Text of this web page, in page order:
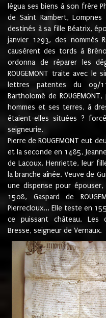
légua ses biens à son frère
de Saint Rambert,
destinés à sa fille Béatrix,
janvier 1293, des nommés
causèrent des tords à
ordonna de réparer les
ROUGEMONT traite avec le
lettres patentes du 09/
Bartholomé de
hommes et ses terres, à
étaient-elles situées ?
seigneurie.
Pierre de ROUGEMONT eut
et la seconde en 1485,
de Lacoux. Henriette, leur
la branche aînée. Veuve de
une dispense pour
1508, Gaspard de
Pierrecloux... Elle teste en
ce puissant château. Les
Bresse, seigneur de Vernaux.